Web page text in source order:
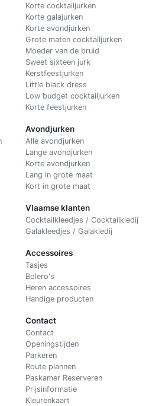
Korte cocktailjurken
Korte galajurken
Korte avondjurken
Grote maten cocktailjurken
Moeder van de bruid
Sweet sixteen jurk
Kerstfeestjurken
Little black dress
Low budget cocktailjurken
Korte feestjurken
Avondjurken
Alle avondjurken
Lange avondjurken
Korte avondjurken
Lang in grote maat
Kort in grote maat
Vlaamse klanten
Cocktailkleedjes / Cocktailkledij
Galakleedjes / Galakledij
Accessoires
Tasjes
Bolero's
Heren accessoires
Handige producten
Contact
Contact
Openingstijden
Parkeren
Route plannen
Paskamer Reserveren
Prijsinformatie
Kleurenkaart